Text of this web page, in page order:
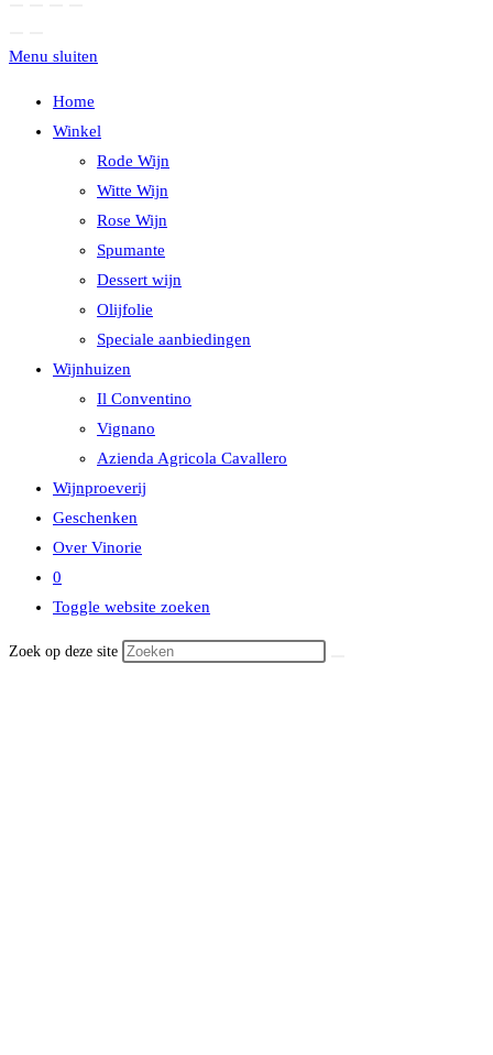
Menu sluiten
Home
Winkel
Rode Wijn
Witte Wijn
Rose Wijn
Spumante
Dessert wijn
Olijfolie
Speciale aanbiedingen
Wijnhuizen
Il Conventino
Vignano
Azienda Agricola Cavallero
Wijnproeverij
Geschenken
Over Vinorie
0
Toggle website zoeken
Zoek op deze site